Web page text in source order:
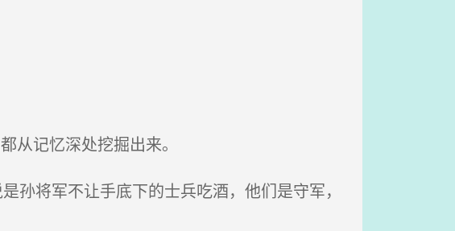
记忆深处挖掘出来。
孙将军不让手底下的士兵吃酒，他们是守军，